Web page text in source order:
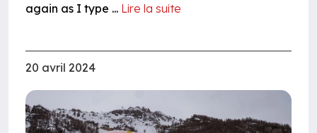
again as I type ... Lire la suite
20 avril 2024